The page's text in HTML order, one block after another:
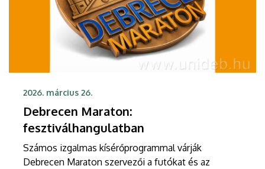
2026. március 26.
Debrecen Maraton:
fesztiválhangulatban
Számos izgalmas kísérőprogrammal várják
Debrecen Maraton szervezői a futókat és az